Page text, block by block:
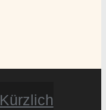
Kürzlich